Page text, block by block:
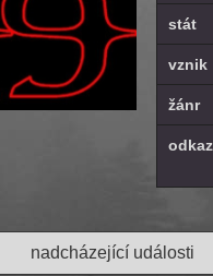
stát
vznik
žánr
nadcházející události